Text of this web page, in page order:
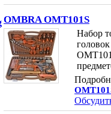
OMBRA OMT101S
Набор